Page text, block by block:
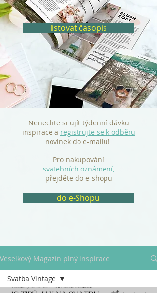
listovat časopis
Nenechte si ujít týdenní dávku
inspirace a registrujte se k odběru
novinek do e-mailu!
Pro nakupování
svatebních oznámení,
přejděte do e-shopu
do e-Shopu
Veselkový Magazín plný inspirace
Svatba Vintage